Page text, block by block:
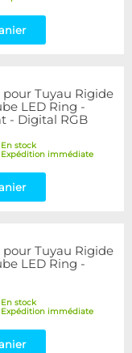
pour Tuyau Rigide
LED Ring -
- Digital RGB
En stock
Expédition immédiate
pour Tuyau Rigide
LED Ring -
En stock
Expédition immédiate